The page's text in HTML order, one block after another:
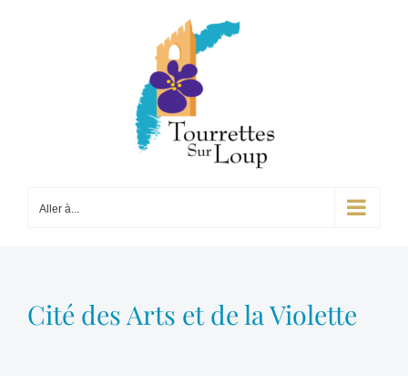
Aller à...
Cité des Arts et de la Violette